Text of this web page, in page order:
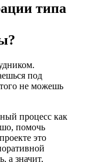
типа
под
не можешь
процесс как
помочь
это
а значит,